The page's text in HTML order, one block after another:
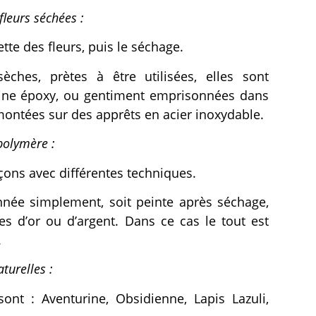
séchées :
des fleurs, puis le séchage.
prètes à être utilisées, elles sont
époxy, ou gentiment emprisonnées dans
sur des apprêts en acier inoxydable.
:
avec différentes techniques.
simplement, soit peinte après séchage,
d’or ou d’argent. Dans ce cas le tout est
:
: Aventurine, Obsidienne, Lapis Lazuli,